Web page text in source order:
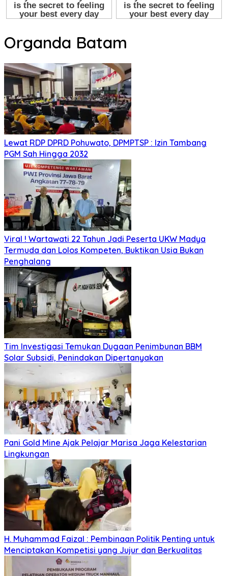
Organda Batam
Lewat RDP DPRD Pohuwato, DPMPTSP : Izin Tambang
PGM Sah Hingga 2032
Viral ! Wartawati 22 Tahun Jadi Peserta UKW Madya
Termuda dan Lolos Kompeten, Buktikan Usia Bukan
Penghalang
Tim Investigasi Temukan Dugaan Penimbunan BBM
Solar Subsidi, Penindakan Dipertanyakan
Pani Gold Mine Ajak Pelajar Marisa Jaga Kelestarian
Lingkungan
H. Muhammad Faizal : Pembinaan Politik Penting untuk
Menciptakan Kompetisi yang Jujur dan Berkualitas